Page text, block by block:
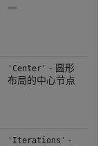
—
'Center' - 圆形
布局的中心节点
'Iterations' -